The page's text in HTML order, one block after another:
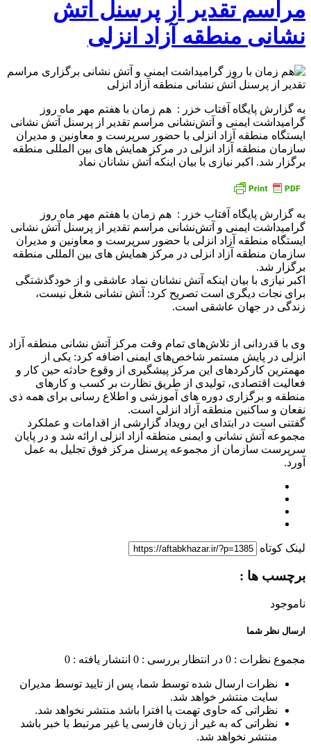
مراسم تقدیر از پرسنل آتش
نشانی منطقه آزاد انزلی
به گزارش پایگاه آفتاب خزر : هم زمان با هفتم مهر ماه روز
گرامیداشت ایمنی و آتش‌نشانی مراسم تقدیر از پرسنل آتش نشانی
ایستگاه منطقه آزاد انزلی با حضور سرپرست و معاونین و مدیران
سازمان منطقه آزاد انزلی در مرکز همایش های بین المللی منطقه
برگزار شد. اکبر نیازی با بیان اینکه آتش نشانان نماد
به گزارش پایگاه آفتاب خزر : هم زمان با هفتم مهر ماه روز
گرامیداشت ایمنی و آتش‌نشانی مراسم تقدیر از پرسنل آتش نشانی
ایستگاه منطقه آزاد انزلی با حضور سرپرست و معاونین و مدیران
سازمان منطقه آزاد انزلی در مرکز همایش های بین المللی منطقه
برگزار شد.
اکبر نیازی با بیان اینکه آتش نشانان نماد عاشقی و از خودگذشتگی
برای نجات دیگری است تصریح کرد: آتش نشانی شغل نیست،
زندگی در جهان عاشقی است.
وی با قدردانی از تلاش‌های تمام وقت مرکز آتش نشانی منطقه آزاد
انزلی در پایش مستمر شاخص‌های ایمنی اضافه کرد: یکی از
مهمترین کارکردهای این مرکز پیشگیری از وقوع حادثه حین کار و
فعالیت اقتصادی، تولیدی از طریق نظارت بر کسب و کارهای
منطقه و برگزاری دوره های آموزشی و اطلاع رسانی برای همه ذی
نفعان و ساکنین منطقه آزاد انزلی است.
گفتنی است در ابتدای این رویداد گزارشی از اقدامات و عملکرد
مجموعه آتش نشانی و ایمنی منطقه آزاد انزلی ارائه شد و در پایان
سرپرست سازمان از مجموعه پرسنل مرکز فوق تجلیل به عمل
آورد.
لینک کوتاه
برچسب ها :
ناموجود
ارسال نظر شما
مجموع نظرات : 0 در انتظار بررسی : 0 انتشار یافته : 0
نظرات ارسال شده توسط شما، پس از تایید توسط مدیران
سایت منتشر خواهد شد.
نظراتی که حاوی تهمت یا افترا باشد منتشر نخواهد شد.
نظراتی که به غیر از زبان فارسی یا غیر مرتبط با خبر باشد
منتشر نخواهد شد.